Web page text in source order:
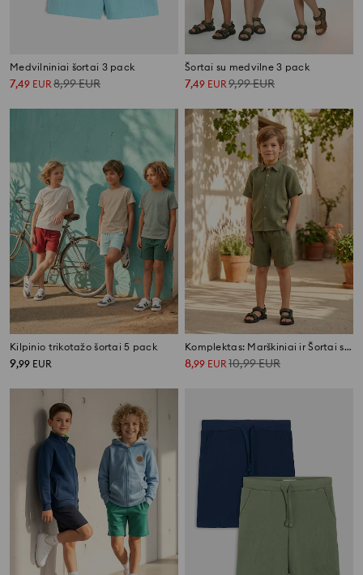
Medvilniniai šortai 3 pack
7,49 EUR8,99EUR
Šortai su medvilne 3 pack
7,49 EUR9,99EUR
Kilpinio trikotažo šortai 5 pack
9,99 EUR
Komplektas: Marškiniai ir Šortai su Viskoze ir Linu
8,99 EUR 10,99EUR